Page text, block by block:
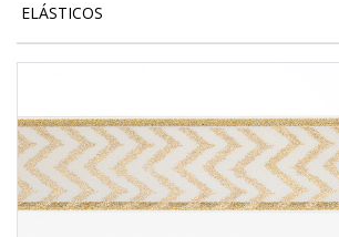
ELÁSTICOS